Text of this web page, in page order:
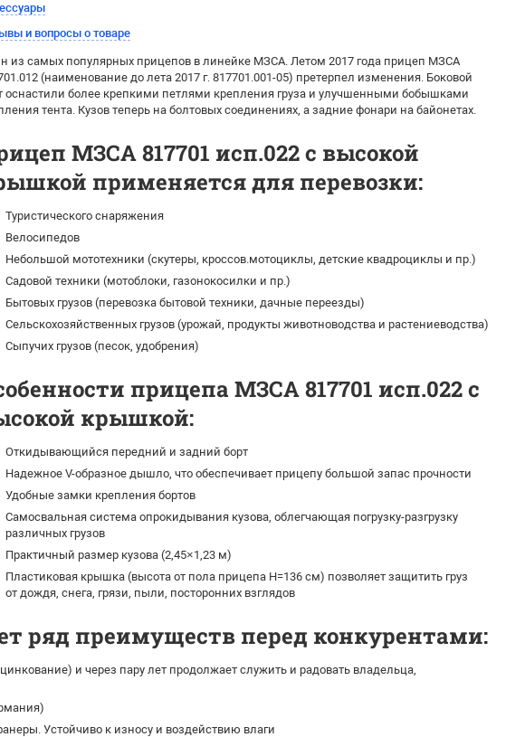
и вопросы о товаре
из самых популярных прицепов в линейке МЗСА. Летом 2017 года прицеп МЗСА
(наименование до лета 2017 г. 817701.001-05) претерпел изменения. Боковой
оснастили более крепкими петлями крепления груза и улучшенными бобышками
тента. Кузов теперь на болтовых соединениях, а задние фонари на байонетах.
МЗСА 817701 исп.022 с высокой
применяется для перевозки:
Туристического снаряжения
Велосипедов
Небольшой мототехники (скутеры, кроссов.мотоциклы, детские квадроциклы и пр.)
Садовой техники (мотоблоки, газонокосилки и пр.)
Бытовых грузов (перевозка бытовой техники, дачные переезды)
Сельскохозяйственных грузов (урожай, продукты животноводства и растениеводства)
Сыпучих грузов (песок, удобрения)
прицепа МЗСА 817701 исп.022 с
крышкой:
Откидывающийся передний и задний борт
Надежное V-образное дышло, что обеспечивает прицепу большой запас прочности
Удобные замки крепления бортов
Самосвальная система опрокидывания кузова, облегчающая погрузку-разгрузку
различных грузов
Практичный размер кузова (2,45×1,23 м)
Пластиковая крышка (высота от пола прицепа H=136 см) позволяет защитить груз
от дождя, снега, грязи, пыли, посторонних взглядов
ряд преимуществ перед конкурентами:
и через пару лет продолжает служить и радовать владельца,
Устойчиво к износу и воздействию влаги